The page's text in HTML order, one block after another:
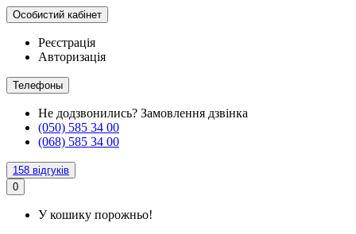
Особистий кабінет
Реєстрація
Авторизація
Телефоны
Не додзвонились? Замовлення дзвінка
(050) 585 34 00
(068) 585 34 00
158 відгуків
0
У кошику порожньо!